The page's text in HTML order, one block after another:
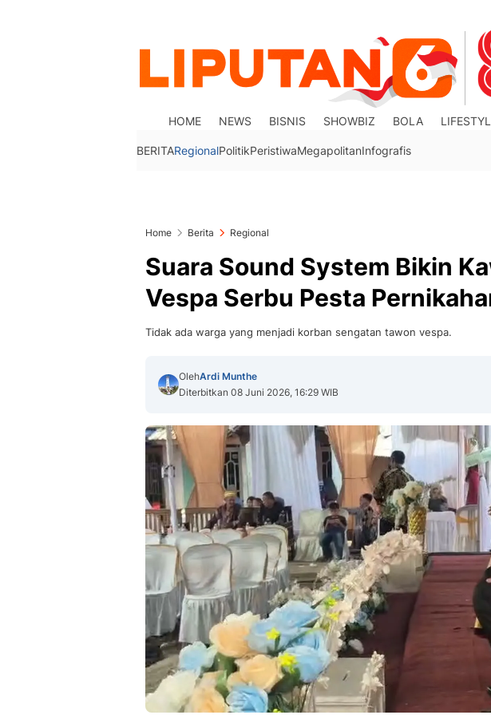
HOME NEWS BISNIS SHOWBIZ BOLA
BERITARegionalPolitikPeristiwaMegapolitanInfografis
Home Berita Regional
Suara Sound System Bikin
Vespa Serbu Pesta
Tidak ada warga yang menjadi korban sengatan tawon vespa.
OlehArdi Munthe
Diterbitkan 08 Juni 2026, 16:29 WIB